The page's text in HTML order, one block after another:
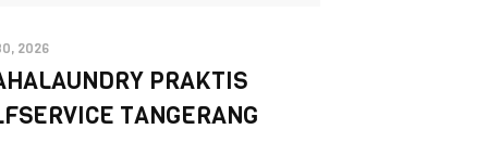
2026
PRAKTIS
TANGERANG